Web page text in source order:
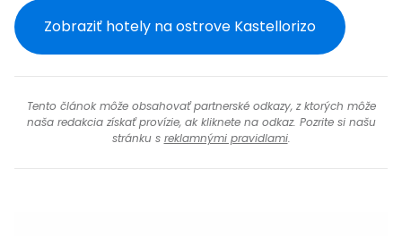
Zobraziť hotely na ostrove Kastellorizo
Tento článok môže obsahovať partnerské odkazy, z ktorých môže
naša redakcia získať provízie, ak kliknete na odkaz. Pozrite si našu
stránku s reklamnými pravidlami.